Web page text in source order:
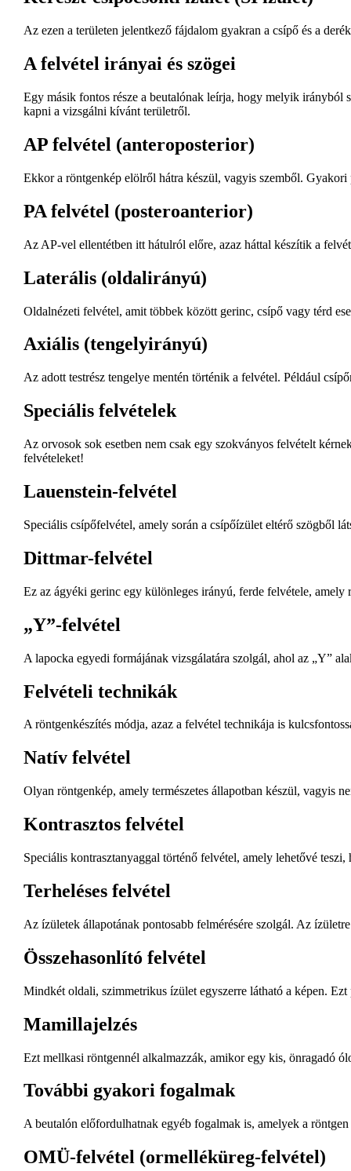
Az ezen a területen jelentkező fájdalom gyakran a csípő és a
A felvétel irányai és szögei
Egy másik fontos része a beutalónak leírja, hogy melyik irányból
kapni a vizsgálni kívánt területről.
AP felvétel (anteroposterior)
Ekkor a röntgenkép elölről hátra készül, vagyis szemből.
PA felvétel (posteroanterior)
Az AP-vel ellentétben itt hátulról előre, azaz háttal készítik a
Laterális (oldalirányú)
Oldalnézeti felvétel, amit többek között gerinc, csípő vagy térd
Axiális (tengelyirányú)
Az adott testrész tengelye mentén történik a felvétel. Például
Speciális felvételek
Az orvosok sok esetben nem csak egy szokványos felvételt
felvételeket!
Lauenstein-felvétel
Speciális csípőfelvétel, amely során a csípőízület eltérő szögből
Dittmar-felvétel
Ez az ágyéki gerinc egy különleges irányú, ferde felvétele, amely
„Y”-felvétel
A lapocka egyedi formájának vizsgálatára szolgál, ahol az „Y”
Felvételi technikák
A röntgenkészítés módja, azaz a felvétel technikája is
Natív felvétel
Olyan röntgenkép, amely természetes állapotban készül, vagyis
Kontrasztos felvétel
Speciális kontrasztanyaggal történő felvétel, amely lehetővé
Terheléses felvétel
Az ízületek állapotának pontosabb felmérésére szolgál. Az
Összehasonlító felvétel
Mindkét oldali, szimmetrikus ízület egyszerre látható a képen.
Mamillajelzés
Ezt mellkasi röntgennél alkalmazzák, amikor egy kis, önragadó
További gyakori fogalmak
A beutalón előfordulhatnak egyéb fogalmak is, amelyek a
OMÜ-felvétel (ormelléküreg-felvétel)